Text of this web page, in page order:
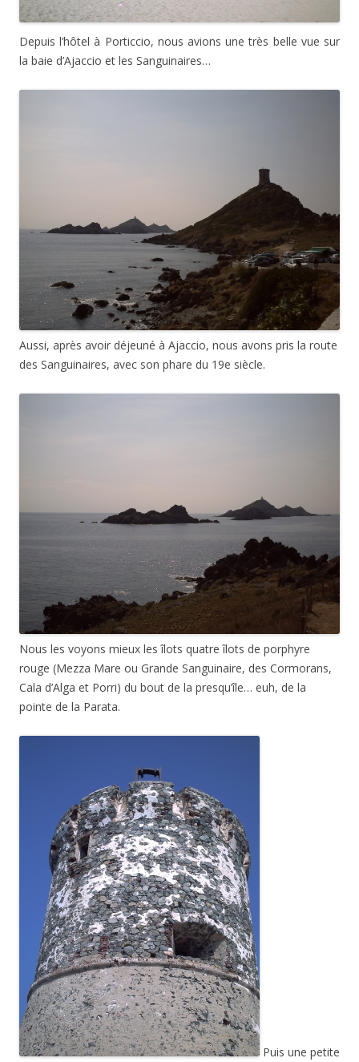
Depuis l’hôtel à Porticcio, nous avions une très belle vue sur
la baie d’Ajaccio et les Sanguinaires…
Aussi, après avoir déjeuné à Ajaccio, nous avons pris la route
des Sanguinaires, avec son phare du 19e siècle.
Nous les voyons mieux les îlots quatre îlots de porphyre
rouge (Mezza Mare ou Grande Sanguinaire, des Cormorans,
Cala d’Alga et Porri) du bout de la presqu’île… euh, de la
pointe de la Parata.
Puis une petite